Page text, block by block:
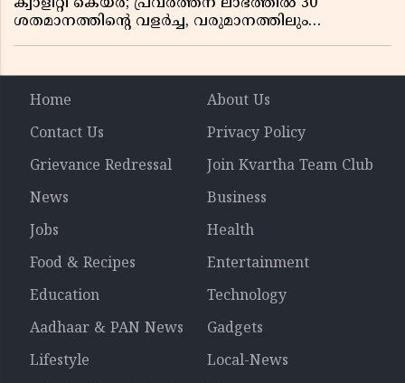
ശതമാനത്തിൻ്റെ വളർച്ച, വരുമാനത്തിലും
Home
About Us
Contact Us
Privacy Policy
Grievance Redressal
Join Kvartha Team Club
News
Business
Jobs
Health
Food & Recipes
Entertainment
Education
Technology
Aadhaar & PAN News
Gadgets
Lifestyle
Local-News